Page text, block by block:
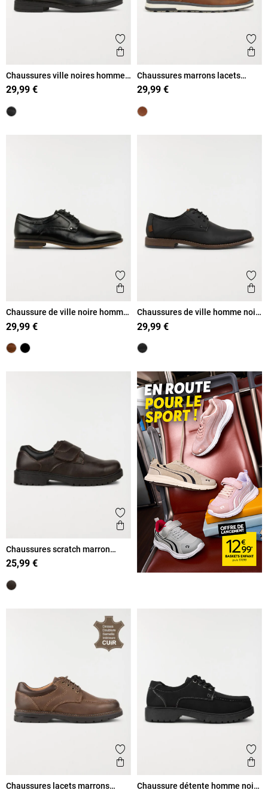
Ajouter aux favoris
Aperçu rapide
Chaussures ville noires homme
(40-45)
29,99 €
Chaussures marrons lacets
homme (41-46)
29,99 €
Ajouter aux favoris
Aperçu rapide
Chaussure de ville noire homme
(40-46)
29,99 €
Chaussures de ville homme noir
(41-46)
29,99 €
Ajouter aux favoris
Aperçu rapide
Chaussures scratch marron
homme (40-46)
25,99 €
Ajouter aux favoris
Aperçu rapide
Chaussures lacets marrons
Chaussure détente homme noire